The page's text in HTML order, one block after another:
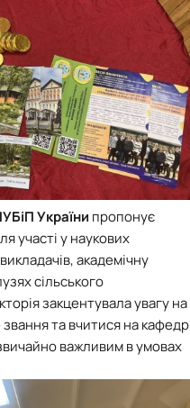
України пропонує
участі у наукових
академічну
сільського
закцентувала увагу на
та вчитися на
важливим в умовах